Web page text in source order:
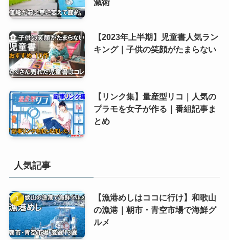
減術
【2023年上半期】児童書人気ラン
キング｜子供の笑顔がたまらない
【リンク集】量産型リコ｜人気の
プラモを女子が作る｜番組記事ま
とめ
人気記事
【漁港めしはココに行け】和歌山
の漁港｜朝市・青空市場で海鮮グ
ルメ